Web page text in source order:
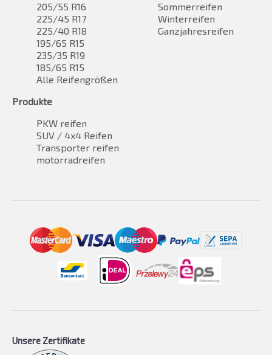
205/55 R16
225/45 R17
225/40 R18
195/65 R15
235/35 R19
185/65 R15
Alle Reifengrößen
Sommerreifen
Winterreifen
Ganzjahresreifen
Produkte
PKW reifen
SUV / 4x4 Reifen
Transporter reifen
motorradreifen
Unsere Zertifikate